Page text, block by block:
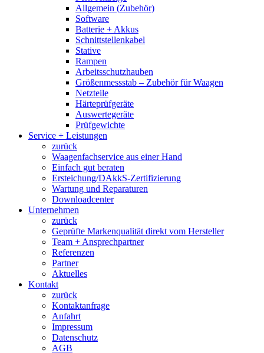
Allgemein (Zubehör)
Software
Batterie + Akkus
Schnittstellenkabel
Stative
Rampen
Arbeitsschutzhauben
Größenmessstab – Zubehör für Waagen
Netzteile
Härteprüfgeräte
Auswertegeräte
Prüfgewichte
Service + Leistungen
zurück
Waagenfachservice aus einer Hand
Einfach gut beraten
Ersteichung/DAkkS-Zertifizierung
Wartung und Reparaturen
Downloadcenter
Unternehmen
zurück
Geprüfte Markenqualität direkt vom Hersteller
Team + Ansprechpartner
Referenzen
Partner
Aktuelles
Kontakt
zurück
Kontaktanfrage
Anfahrt
Impressum
Datenschutz
AGB